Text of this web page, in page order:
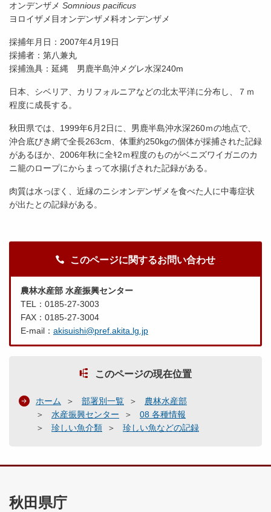
オンデンザメ Somnious pacificus
ヨロイザメ目オンデンザメ科オンデンザメ
採捕年月日：2007年4月19日
採捕者：第八兼丸
採捕漁具：延縄 男鹿半島沖メグレ水深240m
日本、シベリア、カリフォルニアなどの北太平洋に分布し、７ｍ
程度に成長する。
秋田県では、1999年6月2日に、男鹿半島沖水深260ｍの地点で、
沖合底びき網で全長263cm、体重約250kgの個体が採捕された記録
があるほか、2006年秋に全ｷ2ｍ程度のものがベニズワイガニのカ
ニ籠のロープにからまって水揚げされた記録がある。
肉質は水っぽく、近縁のニシオンデンザメを食べた人に中毒症状
が出たとの記録がある。
このページに関するお問い合わせ
農林水産部 水産振興センター
TEL：0185-27-3003
FAX：0185-27-3004
E-mail： akisuishi@pref.akita.lg.jp
このページの現在位置
ホーム 部署別一覧
農林水産部
水産振興センター
08 各種情報
珍しい魚介類
珍しい魚などの記録
秋田県庁